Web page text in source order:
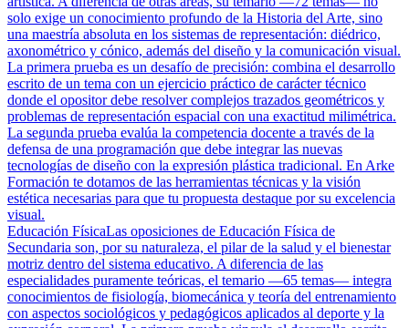
solo exige un conocimiento profundo de la Historia del Arte, sino
una maestría absoluta en los sistemas de representación: diédrico,
axonométrico y cónico, además del diseño y la comunicación visual.
La primera prueba es un desafío de precisión: combina el desarrollo
escrito de un tema con un ejercicio práctico de carácter técnico
donde el opositor debe resolver complejos trazados geométricos y
problemas de representación espacial con una exactitud milimétrica.
La segunda prueba evalúa la competencia docente a través de la
defensa de una programación que debe integrar las nuevas
tecnologías de diseño con la expresión plástica tradicional. En Arke
Formación te dotamos de las herramientas técnicas y la visión
estética necesarias para que tu propuesta destaque por su excelencia
visual.
Educación FísicaLas oposiciones de Educación Física de
Secundaria son, por su naturaleza, el pilar de la salud y el bienestar
motriz dentro del sistema educativo. A diferencia de las
especialidades puramente teóricas, el temario —65 temas— integra
conocimientos de fisiología, biomecánica y teoría del entrenamiento
con aspectos sociológicos y pedagógicos aplicados al deporte y la